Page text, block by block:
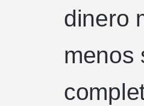
dinero
menos